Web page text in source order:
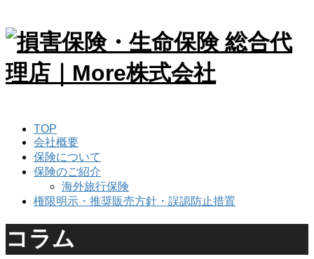
TOP
会社概要
保険について
保険のご紹介
海外旅行保険
権限明示・推奨販売方針・誤認防止措置
コラム